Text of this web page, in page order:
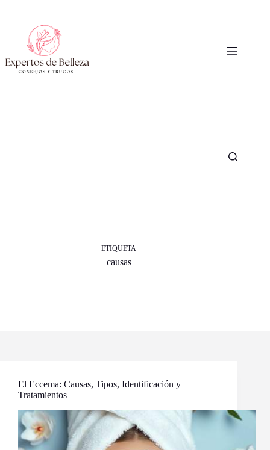
contenido
ETIQUETA
causas
El Eccema: Causas, Tipos, Identificación y
Tratamientos